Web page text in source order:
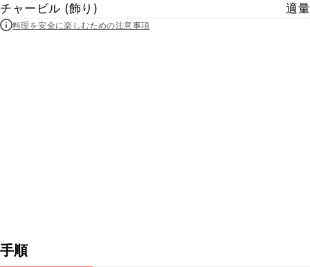
チャービル (飾り)
適量
料理を安全に楽しむための注意事項
手順